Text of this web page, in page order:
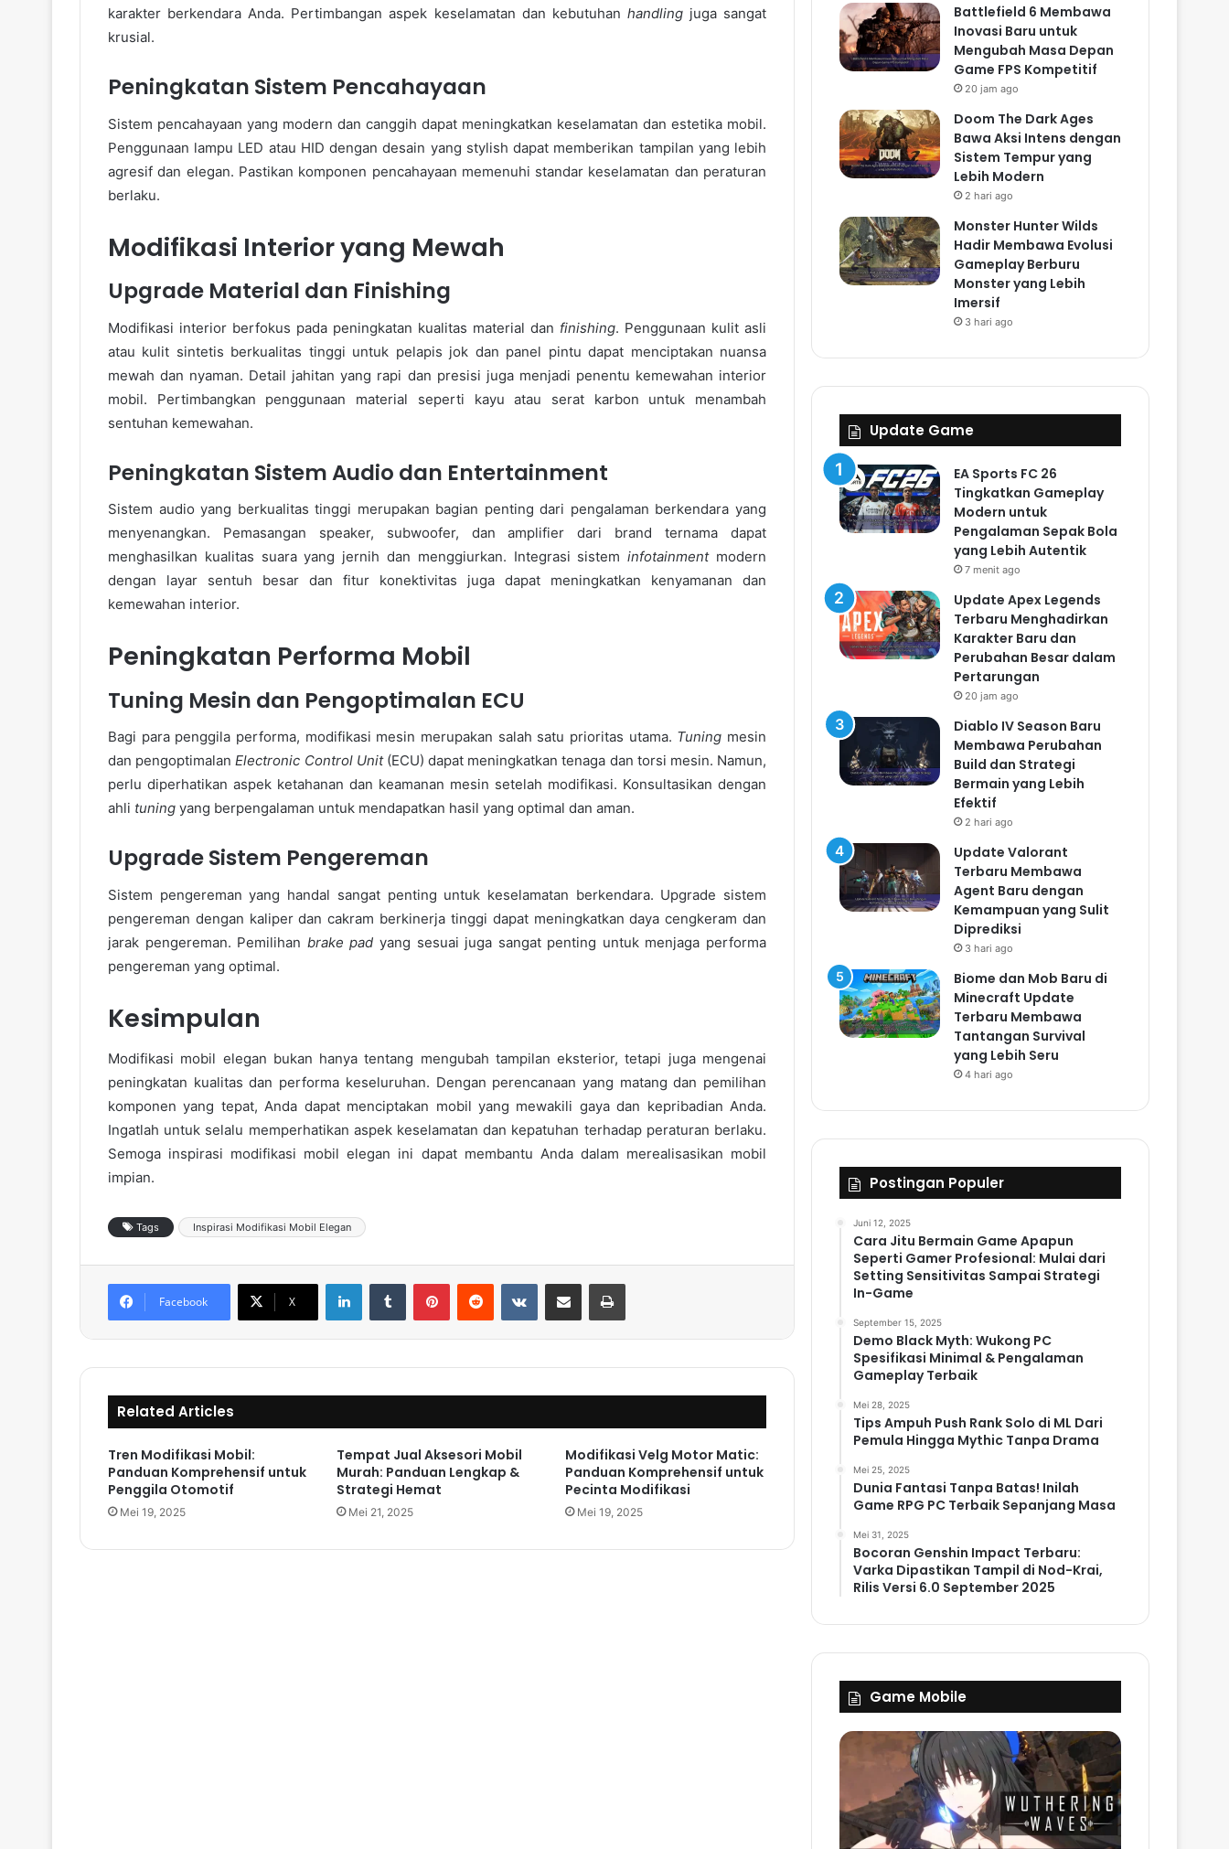
karakter berkendara Anda. Pertimbangan aspek keselamatan dan kebutuhan handlingjuga sangat
krusial.
Peningkatan Sistem Pencahayaan
Sistem pencahayaan yang modern dan canggih dapat meningkatkan keselamatan dan estetika mobil.
Penggunaan lampu LED atau HID dengan desain yang stylish dapat memberikan tampilan yang lebih
agresif dan elegan. Pastikan komponen pencahayaan memenuhi standar keselamatan dan peraturan
berlaku.
Modifikasi Interior yang Mewah
Upgrade Material dan Finishing
Modifikasi interior berfokus pada peningkatan kualitas material dan finishing. Penggunaan kulit asli
atau kulit sintetis berkualitas tinggi untuk pelapis jok dan panel pintu dapat menciptakan nuansa
mewah dan nyaman. Detail jahitan yang rapi dan presisi juga menjadi penentu kemewahan interior
mobil. Pertimbangkan penggunaan material seperti kayu atau serat karbon untuk menambah
sentuhan kemewahan.
Peningkatan Sistem Audio dan Entertainment
Sistem audio yang berkualitas tinggi merupakan bagian penting dari pengalaman berkendara yang
menyenangkan. Pemasangan speaker, subwoofer, dan amplifier dari brand ternama dapat
menghasilkan kualitas suara yang jernih dan menggiurkan. Integrasi sisteminfotainmentmodern
dengan layar sentuh besar dan fitur konektivitas juga dapat meningkatkan kenyamanan dan
kemewahan interior.
Peningkatan Performa Mobil
Tuning Mesin dan Pengoptimalan ECU
Bagi para penggila performa, modifikasi mesin merupakan salah satu prioritas utama. Tuning mesin
dan pengoptimalanElectronic Control Unit(ECU) dapat meningkatkan tenaga dan torsi mesin. Namun,
perlu diperhatikan aspek ketahanan dan keamanan mesin setelah modifikasi. Konsultasikan dengan
ahli tuning yang berpengalaman untuk mendapatkan hasil yang optimal dan aman.
Upgrade Sistem Pengereman
Sistem pengereman yang handal sangat penting untuk keselamatan berkendara. Upgrade sistem
pengereman dengan kaliper dan cakram berkinerja tinggi dapat meningkatkan daya cengkeram dan
jarak pengereman. Pemilihan brake pad yang sesuai juga sangat penting untuk menjaga performa
pengereman yang optimal.
Kesimpulan
Modifikasi mobil elegan bukan hanya tentang mengubah tampilan eksterior, tetapi juga mengenai
peningkatan kualitas dan performa keseluruhan. Dengan perencanaan yang matang dan pemilihan
komponen yang tepat, Anda dapat menciptakan mobil yang mewakili gaya dan kepribadian Anda.
Ingatlah untuk selalu memperhatikan aspek keselamatan dan kepatuhan terhadap peraturan berlaku.
Semoga inspirasi modifikasi mobil elegan ini dapat membantu Anda dalam merealisasikan mobil
impian.
Tags Inspirasi Modifikasi Mobil Elegan
Facebook X
Related Articles
Tren Modifikasi Mobil:
Panduan Komprehensif untuk
Penggila Otomotif
Mei 19, 2025
Tempat Jual Aksesori Mobil
Murah: Panduan Lengkap &
Strategi Hemat
Mei 21, 2025
Modifikasi Velg Motor Matic:
Panduan Komprehensif untuk
Pecinta Modifikasi
Mei 19, 2025
Battlefield 6 Membawa
Inovasi Baru untuk
Mengubah Masa Depan
Game FPS Kompetitif
20 jam ago
Doom The Dark Ages
Bawa Aksi Intens dengan
Sistem Tempur yang
Lebih Modern
2 hari ago
Monster Hunter Wilds
Hadir Membawa Evolusi
Gameplay Berburu
Monster yang Lebih
Imersif
3 hari ago
Update Game
EA Sports FC 26
Tingkatkan Gameplay
Modern untuk
Pengalaman Sepak Bola
yang Lebih Autentik
7 menit ago
Update Apex Legends
Terbaru Menghadirkan
Karakter Baru dan
Perubahan Besar dalam
Pertarungan
20 jam ago
Diablo IV Season Baru
Membawa Perubahan
Build dan Strategi
Bermain yang Lebih
Efektif
2 hari ago
Update Valorant
Terbaru Membawa
Agent Baru dengan
Kemampuan yang Sulit
Diprediksi
3 hari ago
Biome dan Mob Baru di
Minecraft Update
Terbaru Membawa
Tantangan Survival
yang Lebih Seru
4 hari ago
Postingan Populer
Juni 12, 2025
Cara Jitu Bermain Game Apapun
Seperti Gamer Profesional: Mulai dari
Setting Sensitivitas Sampai Strategi
In-Game
September 15, 2025
Demo Black Myth: Wukong PC
Spesifikasi Minimal & Pengalaman
Gameplay Terbaik
Mei 28, 2025
Tips Ampuh Push Rank Solo di ML Dari
Pemula Hingga Mythic Tanpa Drama
Mei 25, 2025
Dunia Fantasi Tanpa Batas! Inilah
Game RPG PC Terbaik Sepanjang Masa
Mei 31, 2025
Bocoran Genshin Impact Terbaru:
Varka Dipastikan Tampil di Nod-Krai,
Rilis Versi 6.0 September 2025
Game Mobile